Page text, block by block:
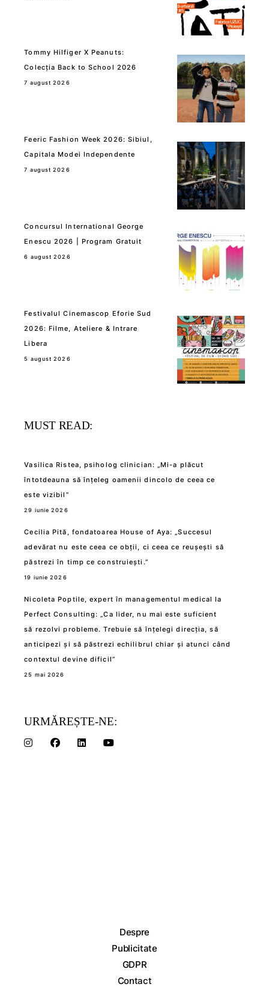
Tommy Hilfiger X Peanuts:
Colecția Back to School 2026
7 august 2026
Feeric Fashion Week 2026: Sibiul,
Capitala Modei Independente
7 august 2026
Concursul International George
Enescu 2026 | Program Gratuit
6 august 2026
Festivalul Cinemascop Eforie Sud
2026: Filme, Ateliere & Intrare
Libera
5 august 2026
MUST READ:
Vasilica Ristea, psiholog clinician: „Mi-a plăcut
întotdeauna să înțeleg oamenii dincolo de ceea ce
este vizibil”
29 iunie 2026
Cecilia Pită, fondatoarea House of Aya: „Succesul
adevărat nu este ceea ce obții, ci ceea ce reușești să
păstrezi în timp ce construiești.”
19 iunie 2026
Nicoleta Poptile, expert în managementul medical la
Perfect Consulting: „Ca lider, nu mai este suficient
să rezolvi probleme. Trebuie să înțelegi direcția, să
anticipezi și să păstrezi echilibrul chiar și atunci când
contextul devine dificil”
25 mai 2026
URMĂREȘTE-NE:
Despre
Publicitate
GDPR
Contact